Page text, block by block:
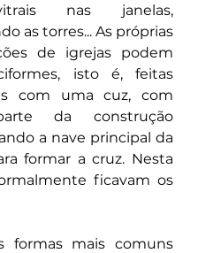
nas janelas,
as torres... As próprias
de igrejas podem
isto é, feitas
com uma cuz, com
da construção
a nave principal da
formar a cruz. Nesta
ficavam os
formas mais comuns